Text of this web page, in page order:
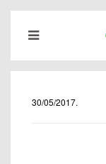
30/05/2017.